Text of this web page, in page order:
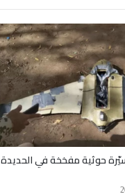
حوثية مفخخة في الحديدة